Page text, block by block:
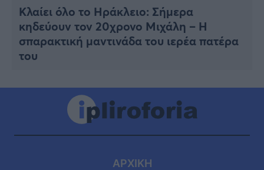
Κλαίει όλο το Ηράκλειο: Σήμερα
κηδεύουν τον 20χρονο Μιχάλη – Η
σπαρακτική μαντινάδα του ιερέα πατέρα
του
ΑΡΧΙΚΗ